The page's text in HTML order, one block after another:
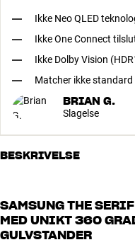
Ikke Neo QLED
Ikke One Connect
Ikke Dolby Vision
Matcher ikke
BRIAN G.
Slagelse
BESKRIVELSE
SAMSUNG THE
MED UNIKT 360
GULVSTANDER